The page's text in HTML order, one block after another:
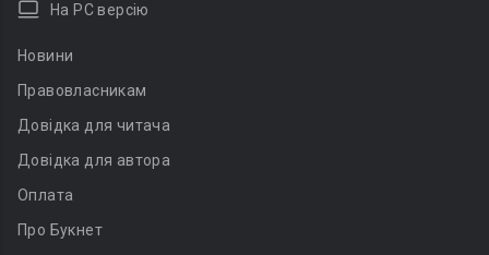
На PC версію
Новини
Правовласникам
Довідка для читача
Довідка для автора
Оплата
Про Букнет